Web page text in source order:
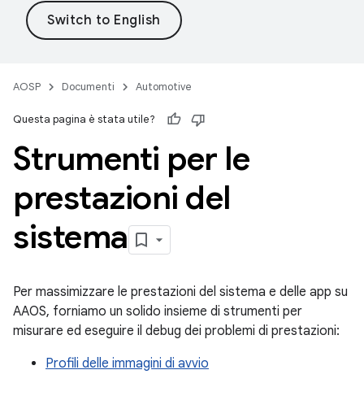
AOSP Documenti Automotive
Questa pagina è stata utile?
Strumenti per le
prestazioni del
sistema
Per massimizzare le prestazioni del sistema e delle app su
AAOS, forniamo un solido insieme di strumenti per
misurare ed eseguire il debug dei problemi di prestazioni:
Profili delle immagini di avvio